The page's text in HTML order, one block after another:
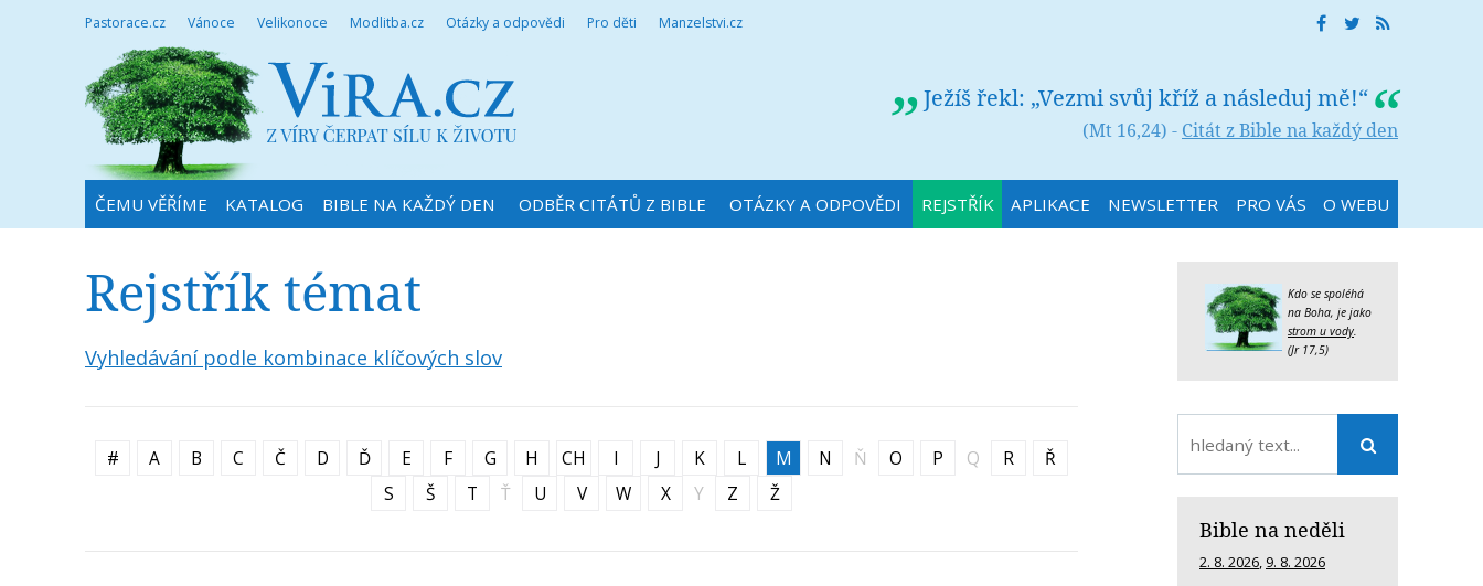
Pastorace.cz Vánoce Velikonoce Modlitba.cz Otázky a odpovědi Pro děti Manzelstvi.cz
Ježíš řekl: „Vezmi svůj kříž a následuj mě!“
(Mt 16,24) - Citát z Bible na každý den
ČEMU VĚŘÍME KATALOG BIBLE NA KAŽDÝ DEN ODBĚR CITÁTŮ Z BIBLE OTÁZKY A ODPOVĚDI REJSTŘÍK APLIKACE NEWSLETTER PRO VÁS O WEBU
Rejstřík témat
Vyhledávání podle kombinace klíčových slov
# A B C Č D Ď E F G H CH I J K L M N Ň O P Q R
Ř
S
Š T Ť U V W X Y Z Ž
Kdo se spoléhá
na Boha, je jako
strom u vody.
(Jr 17,5)
Bible na neděli
2. 8. 2026, 9. 8. 2026